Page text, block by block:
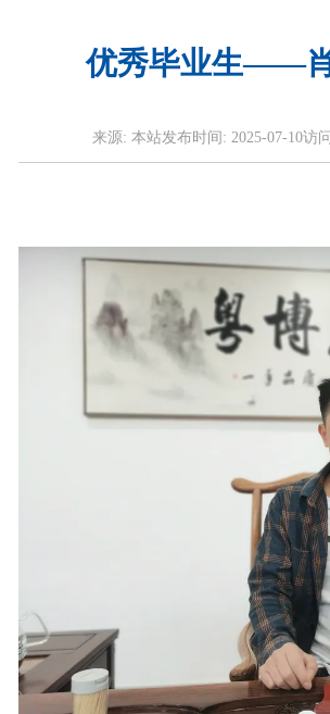
优秀毕业生——
来源: 本站发布时间: 2025-07-10访